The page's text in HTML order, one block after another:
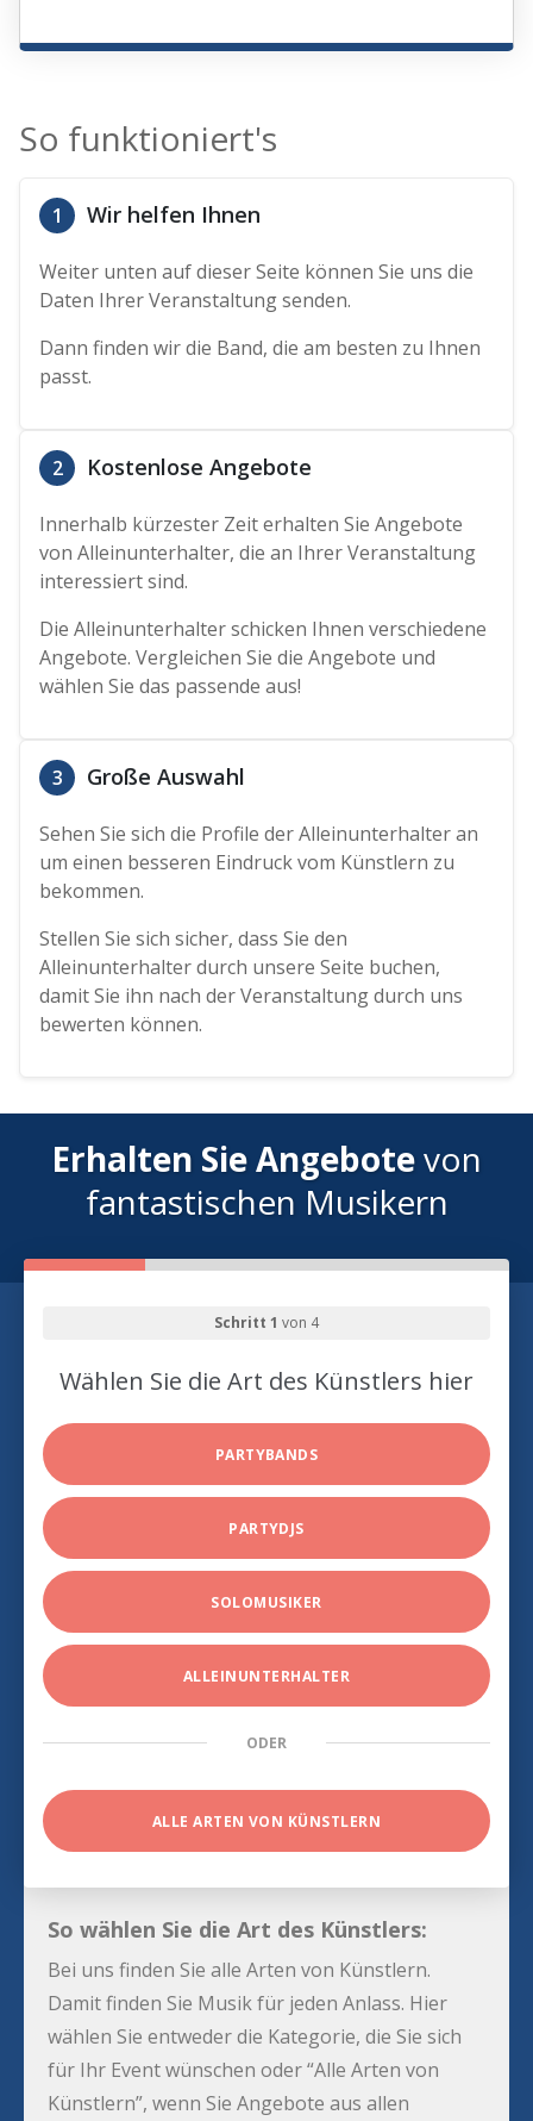
So funktioniert's
1 Wir helfen Ihnen
Weiter unten auf dieser Seite können Sie uns die
Daten Ihrer Veranstaltung senden.
Dann finden wir die Band, die am besten zu Ihnen
passt.
2 Kostenlose Angebote
Innerhalb kürzester Zeit erhalten Sie Angebote
von Alleinunterhalter, die an Ihrer Veranstaltung
interessiert sind.
Die Alleinunterhalter schicken Ihnen verschiedene
Angebote. Vergleichen Sie die Angebote und
wählen Sie das passende aus!
3 Große Auswahl
Sehen Sie sich die Profile der Alleinunterhalter an
um einen besseren Eindruck vom Künstlern zu
bekommen.
Stellen Sie sich sicher, dass Sie den
Alleinunterhalter durch unsere Seite buchen,
damit Sie ihn nach der Veranstaltung durch uns
bewerten können.
Erhalten Sie Angebotevon
fantastischen Musikern
Schritt 1 von 4
Wählen Sie die Art des Künstlers hier
PARTYBANDS
PARTYDJS
SOLOMUSIKER
ALLEINUNTERHALTER
ODER
ALLE ARTEN VON KÜNSTLERN
So wählen Sie die Art des Künstlers:
Bei uns finden Sie alle Arten von Künstlern.
Damit finden Sie Musik für jeden Anlass. Hier
wählen Sie entweder die Kategorie, die Sie sich
für Ihr Event wünschen oder “Alle Arten von
Künstlern”, wenn Sie Angebote aus allen